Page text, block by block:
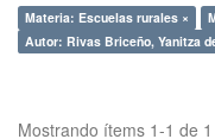
Materia: Escuelas rurales ×
Autor: Rivas Briceño, Yanitza
Mostrando ítems 1-1 de 1